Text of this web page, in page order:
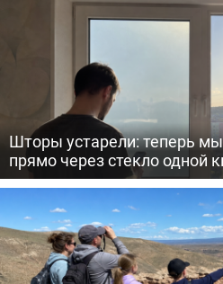
Шторы устарели: теперь
прямо через стекло одной